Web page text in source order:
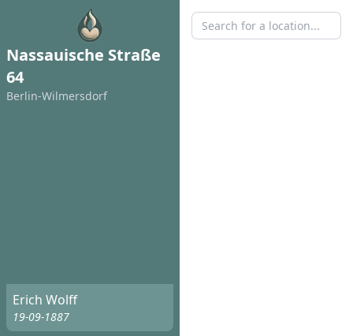
Nassauische Straße
64
Berlin-Wilmersdorf
Erich Wolff
19-09-1887